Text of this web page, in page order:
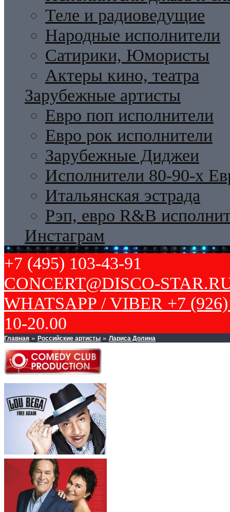
Теле и радиоведущие
Народные исполнители
Сатирики, Юмористы
Актеры кино, театра
Зарубежные артисты
Евро поп исполнители
Евро рок исполнители
Зарубежные Диджеи
Исполнители 80-90-х
Итальянская эстрада
Рэп, евро R&B
Инстаграм
+7 (495) 103-43-91
CONCERT@DISCO-
WHATSAPP / VIBER +7
10-20.00
Главная » Российские артисты » Лариса Долина